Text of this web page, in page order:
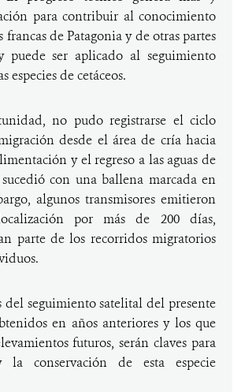
para contribuir al conocimiento
francas de Patagonia y de otras partes
puede ser aplicado al seguimiento
especies de cetáceos.
no pudo registrarse el ciclo
desde el área de cría hacia
y el regreso a las aguas de
con una ballena marcada en
algunos transmisores emitieron
por más de 200 días,
parte de los recorridos migratorios
del seguimiento satelital del presente
en años anteriores y los que
futuros, serán claves para
conservación de esta especie